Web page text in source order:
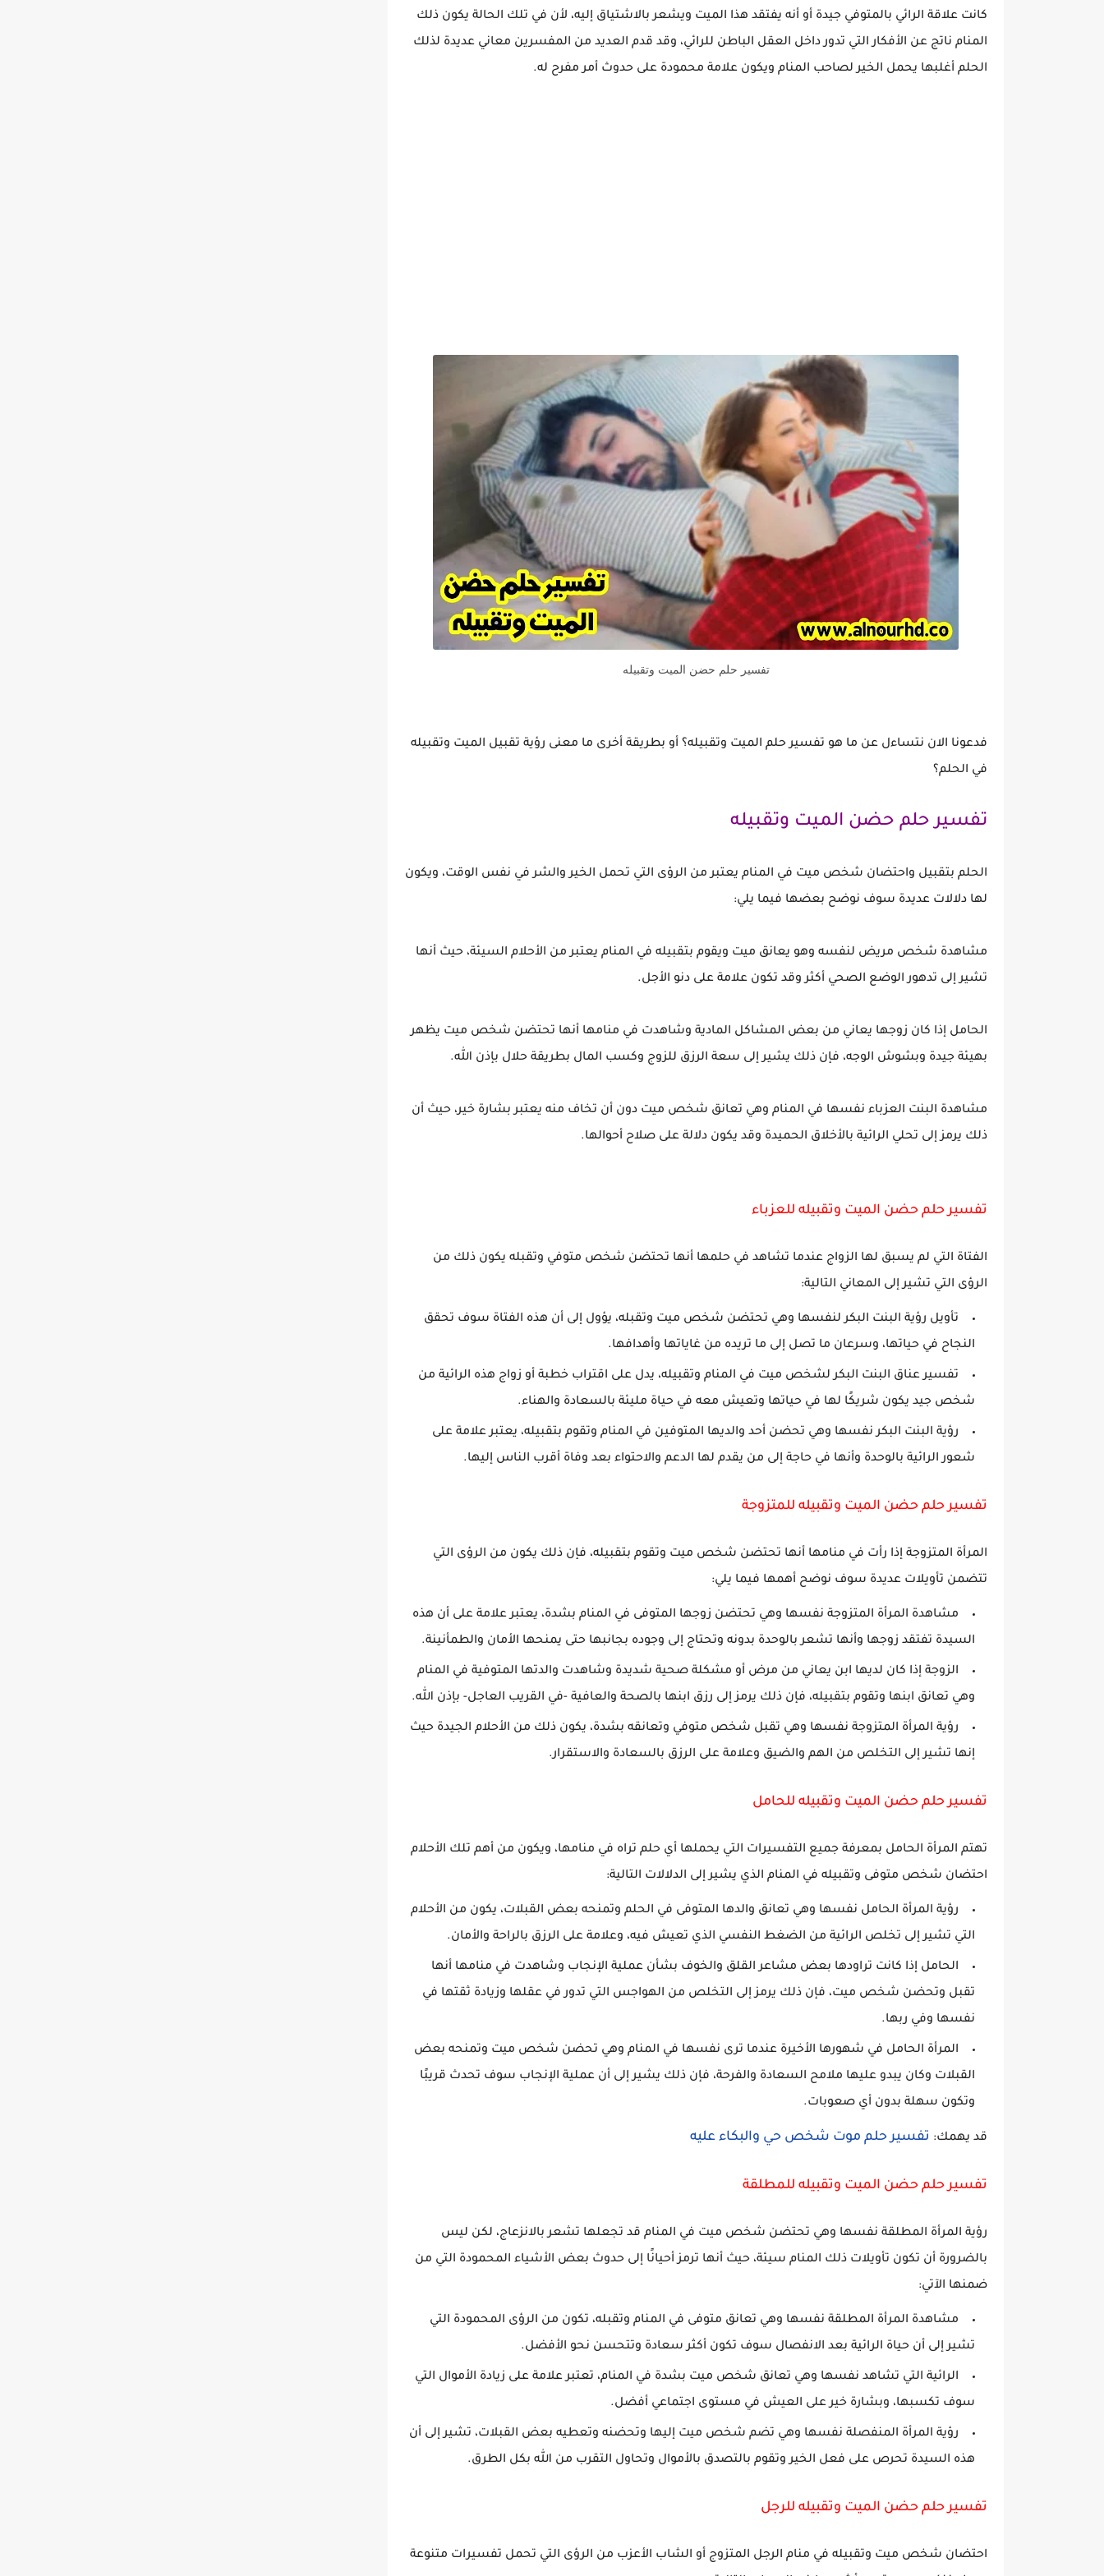
كانت علاقة الرائي بالمتوفي جيدة أو أنه يفتقد هذا الميت ويشعر بالاشتياق إليه، لأن في تلك الحالة يكون ذلك
المنام ناتج عن الأفكار التي تدور داخل العقل الباطن للرائي، وقد قدم العديد من المفسرين معاني عديدة لذلك
الحلم أغلبها يحمل الخير لصاحب المنام ويكون علامة محمودة على حدوث أمر مفرح له.
تفسير حلم حضن الميت وتقبيله
فدعونا الان نتساءل عن ما هو تفسير حلم الميت وتقبيله؟ أو بطريقة أخرى ما معنى رؤية تقبيل الميت وتقبيله
في الحلم؟
تفسير حلم حضن الميت وتقبيله
الحلم بتقبيل واحتضان شخص ميت في المنام يعتبر من الرؤى التي تحمل الخير والشر في نفس الوقت، ويكون
لها دلالات عديدة سوف نوضح بعضها فيما يلي:
مشاهدة شخص مريض لنفسه وهو يعانق ميت ويقوم بتقبيله في المنام يعتبر من الأحلام السيئة، حيث أنها
تشير إلى تدهور الوضع الصحي أكثر وقد تكون علامة على دنو الأجل.
الحامل إذا كان زوجها يعاني من بعض المشاكل المادية وشاهدت في منامها أنها تحتضن شخص ميت يظهر
بهيئة جيدة وبشوش الوجه، فإن ذلك يشير إلى سعة الرزق للزوج وكسب المال بطريقة حلال بإذن الله.
مشاهدة البنت العزباء نفسها في المنام وهي تعانق شخص ميت دون أن تخاف منه يعتبر بشارة خير، حيث أن
ذلك يرمز إلى تحلي الرائية بالأخلاق الحميدة وقد يكون دلالة على صلاح أحوالها.
تفسير حلم حضن الميت وتقبيله للعزباء
الفتاة التي لم يسبق لها الزواج عندما تشاهد في حلمها أنها تحتضن شخص متوفي وتقبله يكون ذلك من
الرؤى التي تشير إلى المعاني التالية:
تأويل رؤية البنت البكر لنفسها وهي تحتضن شخص ميت وتقبله، يؤول إلى أن هذه الفتاة سوف تحقق
النجاح في حياتها، وسرعان ما تصل إلى ما تريده من غاياتها وأهدافها.
تفسير عناق البنت البكر لشخص ميت في المنام وتقبيله، يدل على اقتراب خطبة أو زواج هذه الرائية من
شخص جيد يكون شريكًا لها في حياتها وتعيش معه في حياة مليئة بالسعادة والهناء.
رؤية البنت البكر نفسها وهي تحضن أحد والديها المتوفين في المنام وتقوم بتقبيله، يعتبر علامة على
شعور الرائية بالوحدة وأنها في حاجة إلى من يقدم لها الدعم والاحتواء بعد وفاة أقرب الناس إليها.
تفسير حلم حضن الميت وتقبيله للمتزوجة
المرأة المتزوجة إذا رأت في منامها أنها تحتضن شخص ميت وتقوم بتقبيله، فإن ذلك يكون من الرؤى التي
تتضمن تأويلات عديدة سوف نوضح أهمها فيما يلي:
مشاهدة المرأة المتزوجة نفسها وهي تحتضن زوجها المتوفى في المنام بشدة، يعتبر علامة على أن هذه
السيدة تفتقد زوجها وأنها تشعر بالوحدة بدونه وتحتاج إلى وجوده بجانبها حتى يمنحها الأمان والطمأنينة.
الزوجة إذا كان لديها ابن يعاني من مرض أو مشكلة صحية شديدة وشاهدت والدتها المتوفية في المنام
وهي تعانق ابنها وتقوم بتقبيله، فإن ذلك يرمز إلى رزق ابنها بالصحة والعافية -في القريب العاجل- بإذن الله.
رؤية المرأة المتزوجة نفسها وهي تقبل شخص متوفي وتعانقه بشدة، يكون ذلك من الأحلام الجيدة حيث
إنها تشير إلى التخلص من الهم والضيق وعلامة على الرزق بالسعادة والاستقرار.
تفسير حلم حضن الميت وتقبيله للحامل
تهتم المرأة الحامل بمعرفة جميع التفسيرات التي يحملها أي حلم تراه في منامها، ويكون من أهم تلك الأحلام
احتضان شخص متوفى وتقبيله في المنام الذي يشير إلى الدلالات التالية:
رؤية المرأة الحامل نفسها وهي تعانق والدها المتوفى في الحلم وتمنحه بعض القبلات، يكون من الأحلام
التي تشير إلى تخلص الرائية من الضغط النفسي الذي تعيش فيه، وعلامة على الرزق بالراحة والأمان.
الحامل إذا كانت تراودها بعض مشاعر القلق والخوف بشأن عملية الإنجاب وشاهدت في منامها أنها
تقبل وتحضن شخص ميت، فإن ذلك يرمز إلى التخلص من الهواجس التي تدور في عقلها وزيادة ثقتها في
نفسها وفي ربها.
المرأة الحامل في شهورها الأخيرة عندما ترى نفسها في المنام وهي تحضن شخص ميت وتمنحه بعض
القبلات وكان يبدو عليها ملامح السعادة والفرحة، فإن ذلك يشير إلى أن عملية الإنجاب سوف تحدث قريبًا
وتكون سهلة بدون أي صعوبات.
قد يهمك: تفسير حلم موت شخص حي والبكاء عليه
تفسير حلم حضن الميت وتقبيله للمطلقة
رؤية المرأة المطلقة نفسها وهي تحتضن شخص ميت في المنام قد تجعلها تشعر بالانزعاج، لكن ليس
بالضرورة أن تكون تأويلات ذلك المنام سيئة، حيث أنها ترمز أحيانًا إلى حدوث بعض الأشياء المحمودة التي من
ضمنها الآتي:
مشاهدة المرأة المطلقة نفسها وهي تعانق متوفى في المنام وتقبله، تكون من الرؤى المحمودة التي
تشير إلى أن حياة الرائية بعد الانفصال سوف تكون أكثر سعادة وتتحسن نحو الأفضل.
الرائية التي تشاهد نفسها وهي تعانق شخص ميت بشدة في المنام، تعتبر علامة على زيادة الأموال التي
سوف تكسبها، وبشارة خير على العيش في مستوى اجتماعي أفضل.
رؤية المرأة المنفصلة نفسها وهي تضم شخص ميت إليها وتحضنه وتعطيه بعض القبلات، تشير إلى أن
هذه السيدة تحرص على فعل الخير وتقوم بالتصدق بالأموال وتحاول التقرب من الله بكل الطرق.
تفسير حلم حضن الميت وتقبيله للرجل
احتضان شخص ميت وتقبيله في منام الرجل المتزوج أو الشاب الأعزب من الرؤى التي تحمل تفسيرات متنوعة